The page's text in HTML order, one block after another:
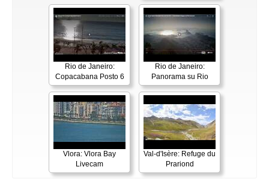
Rio de Janeiro:
Copacabana Posto 6
Rio de Janeiro:
Panorama su Rio
Vlora: Vlora Bay
Livecam
Val-d'Isère: Refuge du
Prariond